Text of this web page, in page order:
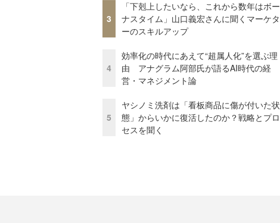
3
「下剋上したいなら、これから数年はボー
ナスタイム」山口義宏さんに聞くマーケタ
ーのスキルアップ
4
効率化の時代にあえて“超属人化”を選ぶ理
由 アナグラム阿部氏が語るAI時代の経
営・マネジメント論
5
ヤシノミ洗剤は「看板商品に傷が付いた状
態」からいかに復活したのか？戦略とプロ
セスを聞く